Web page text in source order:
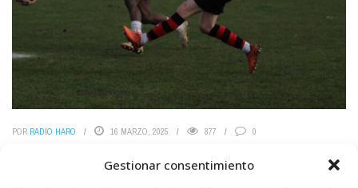
Gestionar consentimiento
POR RADIO HARO 16 MARZO, 2025 877 0
Calzada (1-3)